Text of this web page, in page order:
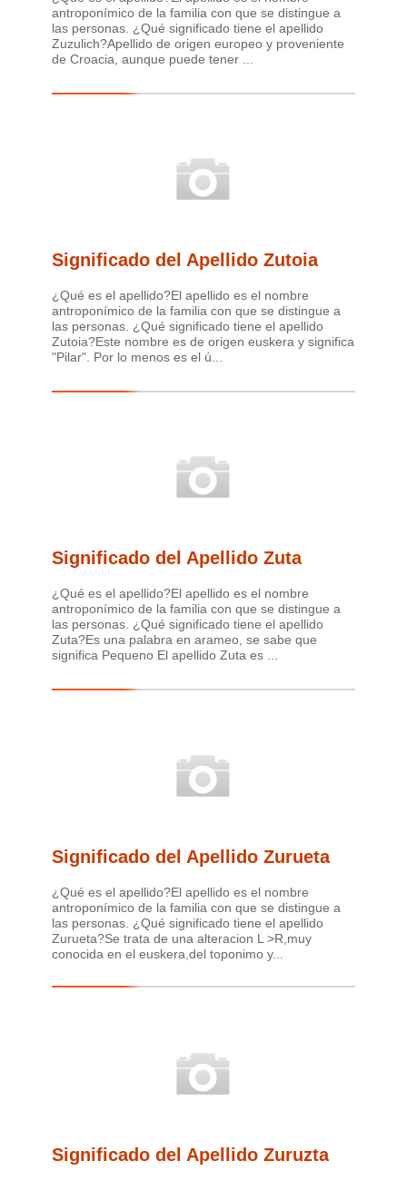
antroponímico de la familia con que se distingue a
las personas. ¿Qué significado tiene el apellido
Zuzulich?Apellido de origen europeo y proveniente
de Croacia, aunque puede tener ...
Significado del Apellido Zutoia
¿Qué es el apellido?El apellido es el nombre
antroponímico de la familia con que se distingue a
las personas. ¿Qué significado tiene el apellido
Zutoia?Este nombre es de origen euskera y significa
"Pilar". Por lo menos es el ú...
Significado del Apellido Zuta
¿Qué es el apellido?El apellido es el nombre
antroponímico de la familia con que se distingue a
las personas. ¿Qué significado tiene el apellido
Zuta?Es una palabra en arameo, se sabe que
significa Pequeno El apellido Zuta es ...
Significado del Apellido Zurueta
¿Qué es el apellido?El apellido es el nombre
antroponímico de la familia con que se distingue a
las personas. ¿Qué significado tiene el apellido
Zurueta?Se trata de una alteracion L >R,muy
conocida en el euskera,del toponimo y...
Significado del Apellido Zuruzta